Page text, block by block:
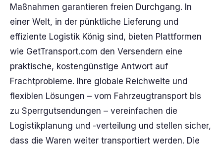
Maßnahmen garantieren freien Durchgang. In
einer Welt, in der pünktliche Lieferung und
effiziente Logistik König sind, bieten Plattformen
wie GetTransport.com den Versendern eine
praktische, kostengünstige Antwort auf
Frachtprobleme. Ihre globale Reichweite und
flexiblen Lösungen – vom Fahrzeugtransport bis
zu Sperrgutsendungen – vereinfachen die
Logistikplanung und -verteilung und stellen sicher,
dass die Waren weiter transportiert werden. Die